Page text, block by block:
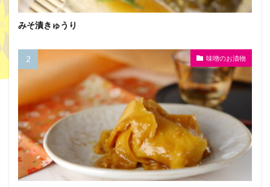
みそ漬きゅうり
味噌のお漬物